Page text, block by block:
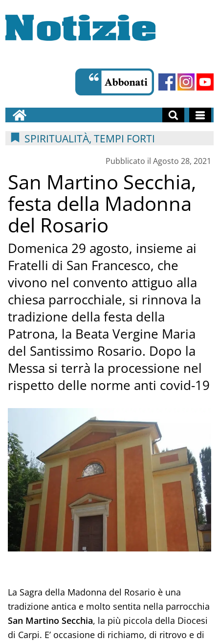
SPIRITUALITÀ, TEMPI FORTI
Pubblicato il Agosto 28, 2021
San Martino Secchia,
festa della Madonna
del Rosario
Domenica 29 agosto, insieme ai
Fratelli di San Francesco, che
vivono nel convento attiguo alla
chiesa parrocchiale, si rinnova la
tradizione della festa della
Patrona, la Beata Vergine Maria
del Santissimo Rosario. Dopo la
Messa si terrà la processione nel
rispetto delle norme anti covid-19
La Sagra della Madonna del Rosario è una
tradizione antica e molto sentita nella parrocchia
San Martino Secchia, la più piccola della Diocesi
di Carpi. E’ occasione di richiamo, di ritrovo e di